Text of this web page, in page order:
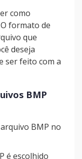
como
formato de
que
deseja
ser feito com a
BMP
BMP no
é escolhido